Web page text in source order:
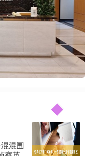
混围